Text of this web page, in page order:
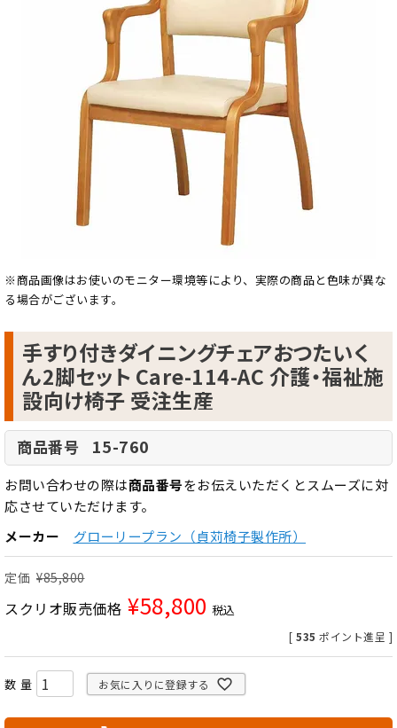
※商品画像はお使いのモニター環境等により、実際の商品と色味が異な
る場合がございます。
手すり付きダイニングチェアおつたいく
ん2脚セット Care-114-AC 介護・福祉施
設向け椅子 受注生産
商品番号 15-760
お問い合わせの際は商品番号をお伝えいただくとスムーズに対
応させていただけます。
メーカー
グローリープラン（貞苅椅子製作所）
定価 ¥85,800
スクリオ販売価格 ¥58,800 税込
[ 535 ポイント進呈 ]
お気に入りに登録する